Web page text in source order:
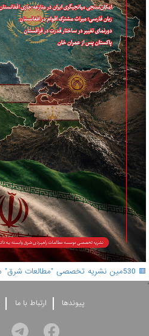
🟥 530مین نشریه تخصصی "مطالعات شرق" منتشر شد.
'
پيوندها ارتباط با ما